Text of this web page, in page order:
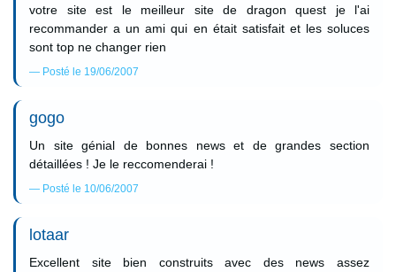
votre site est le meilleur site de dragon quest je l'ai
recommander a un ami qui en était satisfait et les soluces
sont top ne changer rien
Posté le 19/06/2007
gogo
Un site génial de bonnes news et de grandes section
détaillées ! Je le reccomenderai !
Posté le 10/06/2007
lotaar
Excellent site bien construits avec des news assez